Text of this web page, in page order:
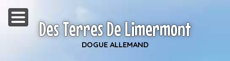
Des Terres De Limermont
DOGUE ALLEMAND